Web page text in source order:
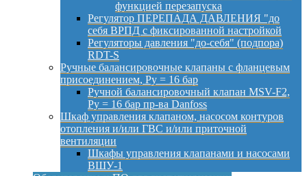
функцией перезапуска
Регулятор ПЕРЕПАДА ДАВЛЕНИЯ "до
себя ВРПД с фиксированной настройкой
Регуляторы давления "до-себя" (подпора)
RDT-S
Ручные балансировочные клапаны с фланцевым
присоединением, Py = 16 бар
Ручной балансировочный клапан MSV-F2,
Py = 16 бар пр-ва Danfoss
Шкаф управления клапаном, насосом контуров
отопления и/или ГВС и/или приточной
вентиляции
Шкафы управления клапанами и насосами
ВШУ-1